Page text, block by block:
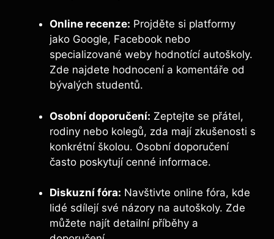
Online recenze: Projděte si platformy
jako Google, Facebook nebo
specializované weby hodnotící autoškoly.
Zde najdete hodnocení a komentáře od
bývalých studentů.
Osobní doporučení: Zeptejte se přátel,
rodiny nebo kolegů, zda mají zkušenosti s
konkrétní školou. Osobní doporučení
často poskytují cenné informace.
Diskuzní fóra: Navštivte online fóra, kde
lidé sdílejí své názory na autoškoly. Zde
můžete najít detailní příběhy a